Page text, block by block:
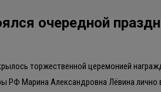
очередной
торжественной церемонией
РФ Марина Александровна Лёвина